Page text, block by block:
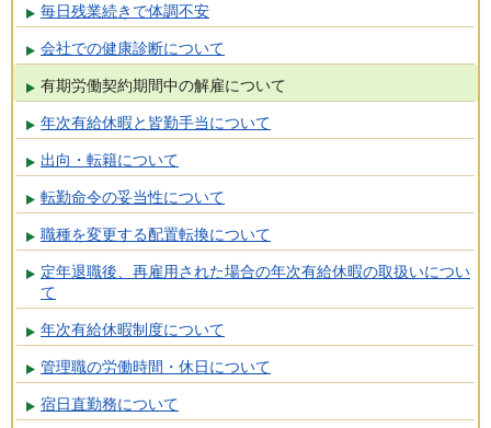
毎日残業続きで体調不安
会社での健康診断について
有期労働契約期間中の解雇について
年次有給休暇と皆勤手当について
出向・転籍について
転勤命令の妥当性について
職種を変更する配置転換について
定年退職後、再雇用された場合の年次有給休暇の取扱いについ
て
年次有給休暇制度について
管理職の労働時間・休日について
宿日直勤務について